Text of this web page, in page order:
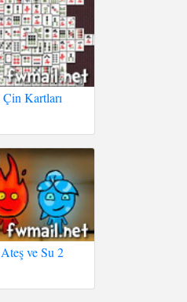
Çin Kartları
Ateş ve Su 2